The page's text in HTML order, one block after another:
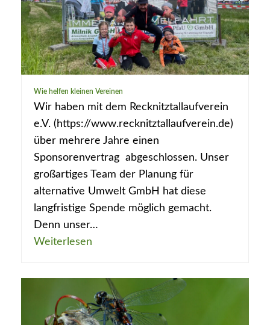
Wie helfen kleinen Vereinen
Wir haben mit dem Recknitztallaufverein
e.V. (https://www.recknitztallaufverein.de)
über mehrere Jahre einen
Sponsorenvertrag abgeschlossen. Unser
großartiges Team der Planung für
alternative Umwelt GmbH hat diese
langfristige Spende möglich gemacht.
Denn unser…
Weiterlesen